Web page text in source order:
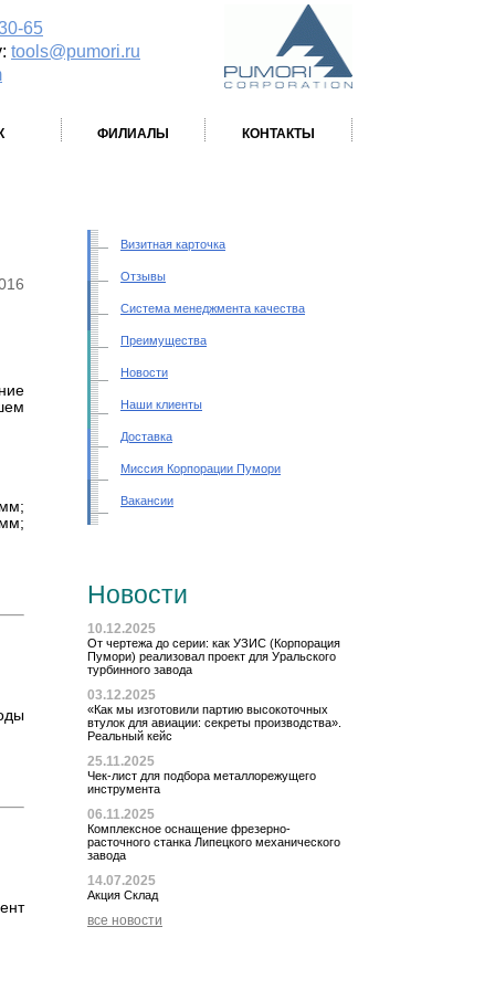
65
tools@pumori.ru
ФИЛИАЛЫ КОНТАКТЫ
Визитная карточка
Отзывы
Система менеджмента качества
Преимущества
Новости
Наши клиенты
Доставка
Миссия Корпорации Пумори
Вакансии
Новости
10.12.2025
От чертежа до серии: как УЗИС (Корпорация
Пумори) реализовал проект для Уральского
турбинного завода
03.12.2025
«Как мы изготовили партию высокоточных
втулок для авиации: секреты производства».
Реальный кейс
25.11.2025
Чек-лист для подбора металлорежущего
инструмента
06.11.2025
Комплексное оснащение фрезерно-
расточного станка Липецкого механического
завода
14.07.2025
Акция Склад
все новости